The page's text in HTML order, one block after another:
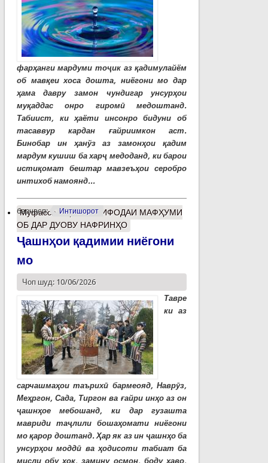
фарҳанги мардуми тоҷик аз қадимулайём
об мавқеи хоса дошта, ниёгони мо дар
ҳама давру замон чундигар унсурҳои
муқаддас онро гиромӣ медоштанд.
Табиист, ки ҳаёти инсонро бидуни об
тасаввур кардан ғайриимкон аст.
Бинобар ин ҳанўз аз замонҳои қадим
мардум кушиш ба харҷ медоданд, ки барои
истиқомат бештар мавзеъҳои серобро
интихоб намоянд...
барчасп: Интишорот
Муфассалтаро ИСТИФОДАИ МАФҲУМИ
ОБ ДАР ДУОВУ НАФРИНҲО
Ҷашнҳои қадимии ниёгони
мо
Чоп шуд: 10/06/2026
Тавре
ки аз
сарчашмаҳои таърихӣ бармеояд, Наврӯз,
Меҳргон, Сада, Тиргон ва ғайри инҳо аз он
ҷашнҳое мебошанд, ки дар гузашта
мавриди таҷлили бошаҳомати ниёгони
мо қарор доштанд. Ҳар як аз ин ҷашнҳо ба
унсурҳои моддӣ ва ҳодисоти табиат ба
мисли обу хок, замину осмон, боду ҳаво,